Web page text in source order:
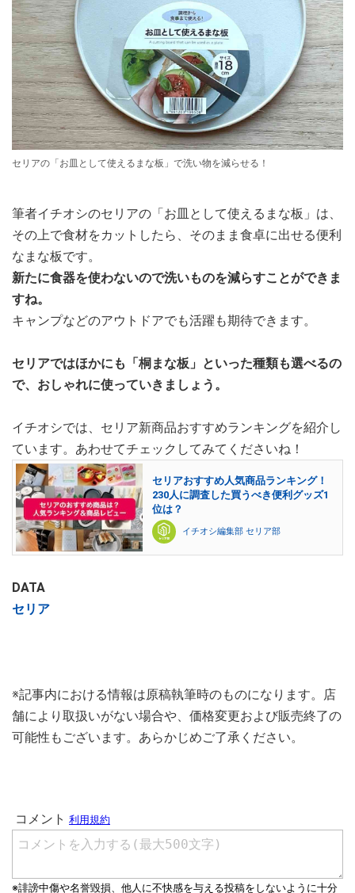
セリアの「お皿として使えるまな板」で洗い物を減らせる！
筆者イチオシのセリアの「お皿として使えるまな板」は、
その上で食材をカットしたら、そのまま食卓に出せる便利
なまな板です。
新たに食器を使わないので洗いものを減らすことができま
すね。
キャンプなどのアウトドアでも活躍も期待できます。
セリアではほかにも「桐まな板」といった種類も選べるの
で、おしゃれに使っていきましょう。
イチオシでは、セリア新商品おすすめランキングを紹介し
ています。あわせてチェックしてみてくださいね！
セリアおすすめ人気商品ランキング！
230人に調査した買うべき便利グッズ1
位は？
イチオシ編集部 セリア部
DATA
セリア
※記事内における情報は原稿執筆時のものになります。店
舗により取扱いがない場合や、価格変更および販売終了の
可能性もございます。あらかじめご了承ください。